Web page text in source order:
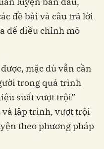
đề bài và câu trả lời
để điều chỉnh mô
mặc dù vẫn cần
trong quá trình
suất vượt trội”
và lập trình, vượt trội
theo phương pháp